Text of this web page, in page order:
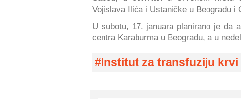
Vojislava Ilića i Ustaničke u Beogradu i
U subotu, 17. januara planirano je da
centra Karaburma u Beogradu, a u
Institut za transfuziju krvi